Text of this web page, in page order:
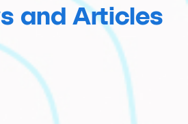
and Articles